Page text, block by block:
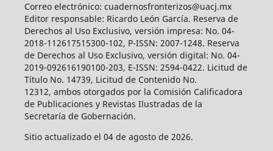
Correo electrónico: cuadernosfronterizos@uacj.mx
Editor responsable: Ricardo León García. Reserva de
Derechos al Uso Exclusivo, versión impresa: No. 04-
2018-112617515300-102, P-ISSN: 2007-1248. Reserva
de Derechos al Uso Exclusivo, versión digital: No. 04-
2019-092616190100-203, E-ISSN: 2594-0422. Licitud de
Título No. 14739, Licitud de Contenido No.
12312, ambos otorgados por la Comisión Calificadora
de Publicaciones y Revistas Ilustradas de la
Secretaría de Gobernación.
Sitio actualizado el 04 de agosto de 2026.